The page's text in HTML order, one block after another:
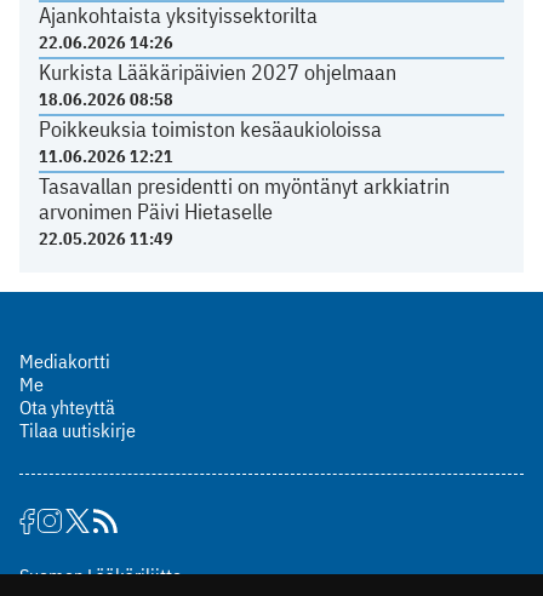
Ajankohtaista yksityissektorilta
22.06.2026 14:26
Kurkista Lääkäripäivien 2027 ohjelmaan
18.06.2026 08:58
Poikkeuksia toimiston kesäaukioloissa
11.06.2026 12:21
Tasavallan presidentti on myöntänyt arkkiatrin
arvonimen Päivi Hietaselle
22.05.2026 11:49
Mediakortti
Me
Ota yhteyttä
Tilaa uutiskirje
Suomen Lääkäriliitto